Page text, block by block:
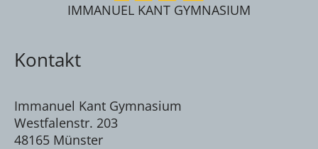
IMMANUEL KANT GYMNASIUM
Kontakt
Immanuel Kant Gymnasium
Westfalenstr. 203
48165 Münster